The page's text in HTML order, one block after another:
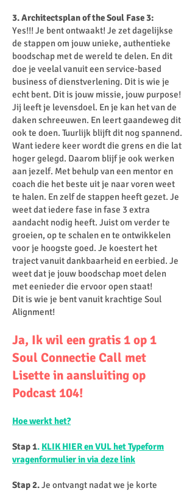
3. Architectsplan of the Soul Fase 3:
Yes!!! Je bent ontwaakt! Je zet dagelijkse
de stappen om jouw unieke, authentieke
boodschap met de wereld te delen. En dit
doe je veelal vanuit een service-based
business of dienstverlening. Dit is wie je
echt bent. Dit is jouw missie, jouw purpose!
Jij leeft je levensdoel. En je kan het van de
daken schreeuwen. En leert gaandeweg dit
ook te doen. Tuurlijk blijft dit nog spannend.
Want iedere keer wordt die grens en die lat
hoger gelegd. Daarom blijf je ook werken
aan jezelf. Met behulp van een mentor en
coach die het beste uit je naar voren weet
te halen. En zelf de stappen heeft gezet. Je
weet dat iedere fase in fase 3 extra
aandacht nodig heeft. Juist om verder te
groeien, op te schalen en te ontwikkelen
voor je hoogste goed. Je koestert het
traject vanuit dankbaarheid en eerbied. Je
weet dat je jouw boodschap moet delen
met eenieder die ervoor open staat!
Dit is wie je bent vanuit krachtige Soul
Alignment!
Ja, Ik wil een gratis 1 op 1
Soul Connectie Call met
Lisette in aansluiting op
Podcast 104!
Hoe werkt het?
Stap 1. KLIK HIER en VUL het Typeform
vragenformulier in via deze link
Stap 2.Je ontvangt nadat we je korte